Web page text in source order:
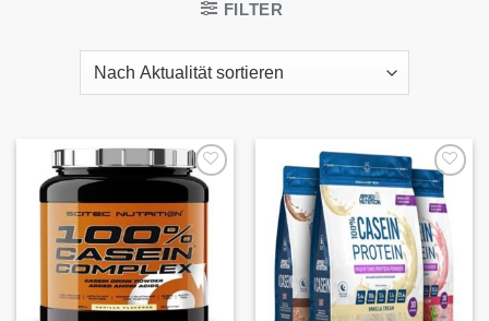
FILTER
Auf die
Wunschliste
Auf die
Wunschliste